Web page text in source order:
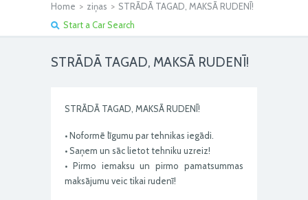
Home > ziņas > STRĀDĀ TAGAD, MAKSĀ RUDENĪ!
Start a Car Search
STRĀDĀ TAGAD, MAKSĀ RUDENĪ!
STRĀDĀ TAGAD, MAKSĀ RUDENĪ!
• Noformē līgumu par tehnikas iegādi.
• Saņem un sāc lietot tehniku uzreiz!
• Pirmo iemaksu un pirmo pamatsummas
maksājumu veic tikai rudenī!